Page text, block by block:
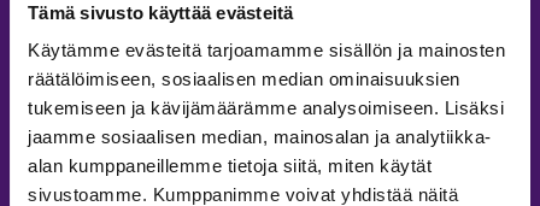
Tämä sivusto käyttää evästeitä
Käytämme evästeitä tarjoamamme sisällön ja mainosten
räätälöimiseen, sosiaalisen median ominaisuuksien
tukemiseen ja kävijämäärämme analysoimiseen. Lisäksi
jaamme sosiaalisen median, mainosalan ja analytiikka-
alan kumppaneillemme tietoja siitä, miten käytät
sivustoamme. Kumppanimme voivat yhdistää näitä